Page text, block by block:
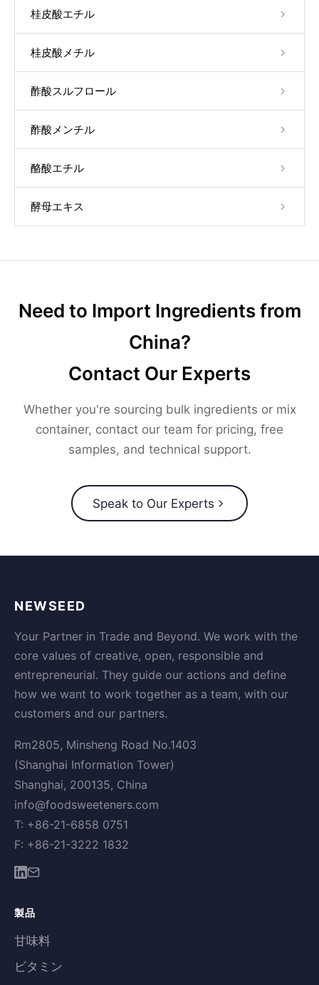
桂皮酸エチル
桂皮酸メチル
酢酸スルフロール
酢酸メンチル
酪酸エチル
酵母エキス
Need to Import Ingredients from
China?
Contact Our Experts
Whether you're sourcing bulk ingredients or mix
container, contact our team for pricing, free
samples, and technical support.
Speak to Our Experts
NEWSEED
Your Partner in Trade and Beyond. We work with the
core values of creative, open, responsible and
entrepreneurial. They guide our actions and define
how we want to work together as a team, with our
customers and our partners.
Rm2805, Minsheng Road No.1403
(Shanghai Information Tower)
Shanghai, 200135, China
info@foodsweeteners.com
T: +86-21-6858 0751
F: +86-21-3222 1832
製品
甘味料
ビタミン